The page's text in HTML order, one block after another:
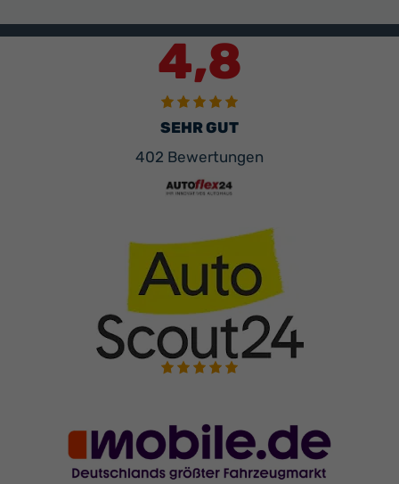
4,8
SEHR GUT
402 Bewertungen